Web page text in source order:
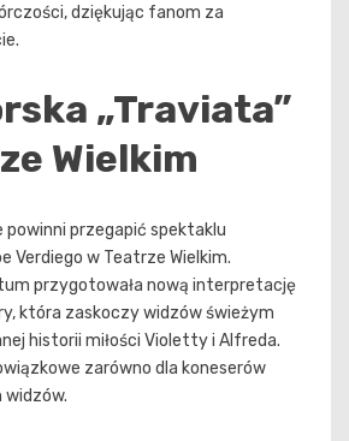
dziękując fanom za
„Traviata”
Wielkim
powinni przegapić spektaklu
Verdiego w Teatrze Wielkim.
przygotowała nową interpretację
która zaskoczy widzów świeżym
historii miłości Violetty i Alfreda.
zarówno dla koneserów
widzów.